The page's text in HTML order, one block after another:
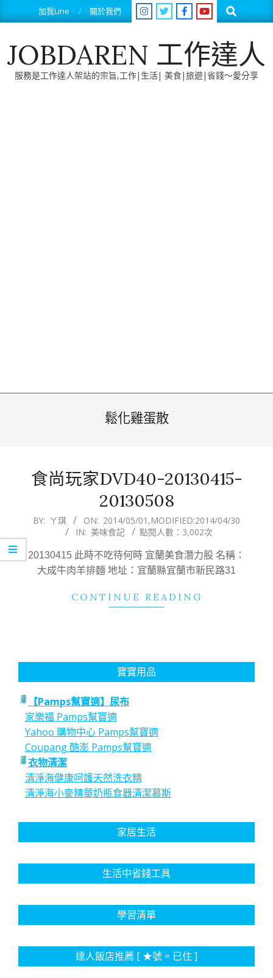
to
加我Line 關於我們 Search
JOBDAREN 工作達人
服務是工作達人架站的宗旨,工作|生活| 美食|旅遊|省錢～愛分享
鬆化雞蛋散
食尚玩家DVD40-20130415-
20130508
2014-
01
BY: ㄚ琪 ON: 2014/05/01 ,MODIFIED:2014/04/30
IN: 美味食記 點閱人數：3,002次
20130415 此時不吃待何時 宜蘭美食潛力股 名稱：
大成牛肉羊排麵 地址：宜蘭縣宜蘭市新民路31
CONTINUE READING
寶寶用品
【Pamps幫寶適】尿布
家樂福 Pamps幫寶適
Yahoo 購物中心 Pamps幫寶適
Coupang 酷澎 Pamps幫寶適
衣物清潔
清淨海健康呵護天然洗衣精
清淨海小麥精華奶瓶食器清潔慕斯
家居生活
生活中省錢工具
學習清單
達人飯店推薦 [ ★號 = 已住 ]